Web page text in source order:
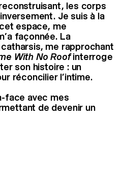
les corps
Je suis à la
espace, me
façonnée. La
me rapprochant
With No Roofinterroge
son histoire : un
réconcilier l’intime.
face avec mes
de devenir un